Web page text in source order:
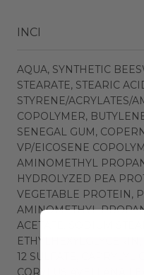
INCI
AQUA, SYNTHETIC
STEARATE, STEARIC
STYRENE/ACRYLATES/
COPOLYMER,
SENEGAL GUM,
VP/EICOSENE
AMINOMETHYL
HYDROLYZED PEA
VEGETABLE PROTEIN,
AMINOMETHYL
ACETATE, SODIUM
12 SULFATE, CAPRYLYL
CORYLUS AVELLANA